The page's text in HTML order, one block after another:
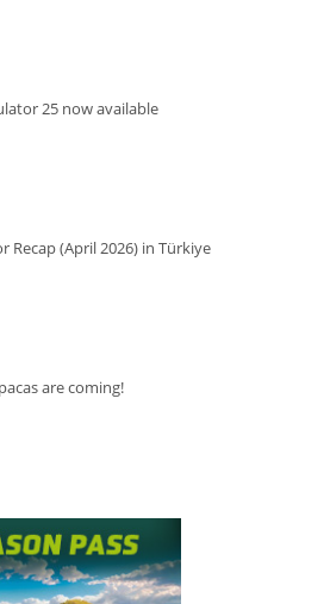
25 now available
(April 2026) in Türkiye
are coming!